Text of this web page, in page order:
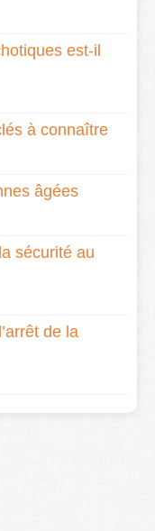
est-il
à connaître
âgées
sécurité au
de la